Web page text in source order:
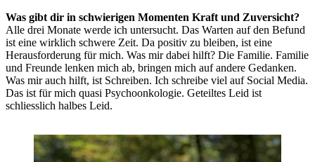
Was gibt dir in schwierigen Momenten Kraft und Zuversicht?
Alle drei Monate werde ich untersucht. Das Warten auf den Befund
ist eine wirklich schwere Zeit. Da positiv zu bleiben, ist eine
Herausforderung für mich. Was mir dabei hilft? Die Familie. Familie
und Freunde lenken mich ab, bringen mich auf andere Gedanken.
Was mir auch hilft, ist Schreiben. Ich schreibe viel auf Social Media.
Das ist für mich quasi Psychoonkologie. Geteiltes Leid ist
schliesslich halbes Leid.